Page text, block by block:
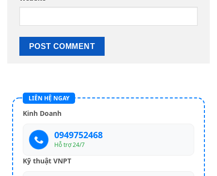
LIÊN HỆ NGAY
Kinh Doanh
0949752468
Hỗ trợ 24/7
Kỹ thuật VNPT